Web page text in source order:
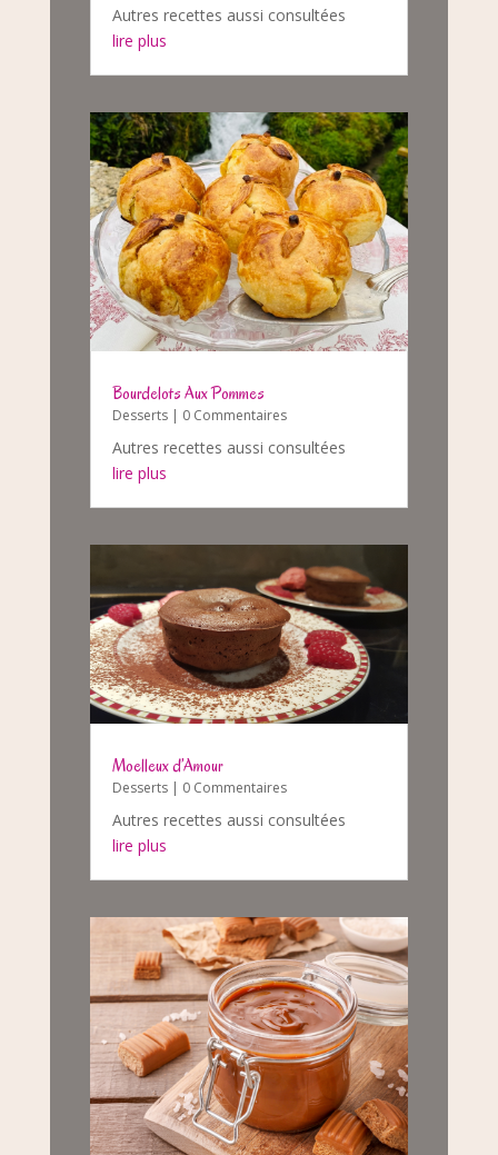
Autres recettes aussi consultées
lire plus
Bourdelots Aux Pommes
Desserts| 0 Commentaires
Autres recettes aussi consultées
lire plus
Moelleux d’Amour
Desserts| 0 Commentaires
Autres recettes aussi consultées
lire plus